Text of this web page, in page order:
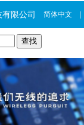
限公司 简体中文